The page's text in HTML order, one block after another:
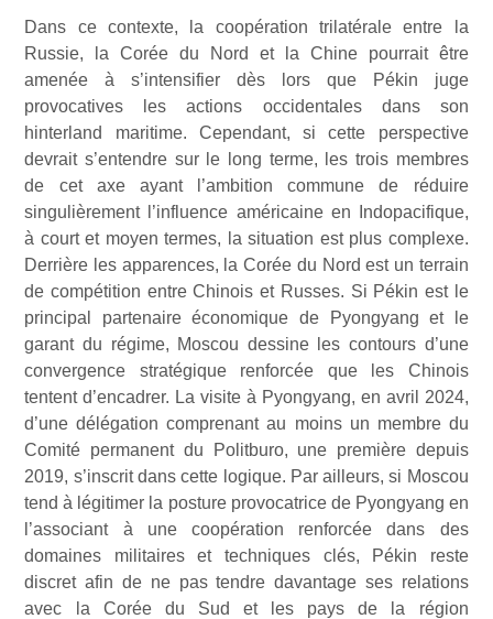
Dans ce contexte, la coopération trilatérale entre la
Russie, la Corée du Nord et la Chine pourrait être
amenée à s’intensifier dès lors que Pékin juge
provocatives les actions occidentales dans son
hinterland maritime. Cependant, si cette perspective
devrait s’entendre sur le long terme, les trois membres
de cet axe ayant l’ambition commune de réduire
singulièrement l’influence américaine en Indopacifique,
à court et moyen termes, la situation est plus complexe.
Derrière les apparences, la Corée du Nord est un terrain
de compétition entre Chinois et Russes. Si Pékin est le
principal partenaire économique de Pyongyang et le
garant du régime, Moscou dessine les contours d’une
convergence stratégique renforcée que les Chinois
tentent d’encadrer. La visite à Pyongyang, en avril 2024,
d’une délégation comprenant au moins un membre du
Comité permanent du Politburo, une première depuis
2019, s’inscrit dans cette logique. Par ailleurs, si Moscou
tend à légitimer la posture provocatrice de Pyongyang en
l’associant à une coopération renforcée dans des
domaines militaires et techniques clés, Pékin reste
discret afin de ne pas tendre davantage ses relations
avec la Corée du Sud et les pays de la région